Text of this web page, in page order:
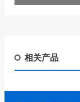
相关产品